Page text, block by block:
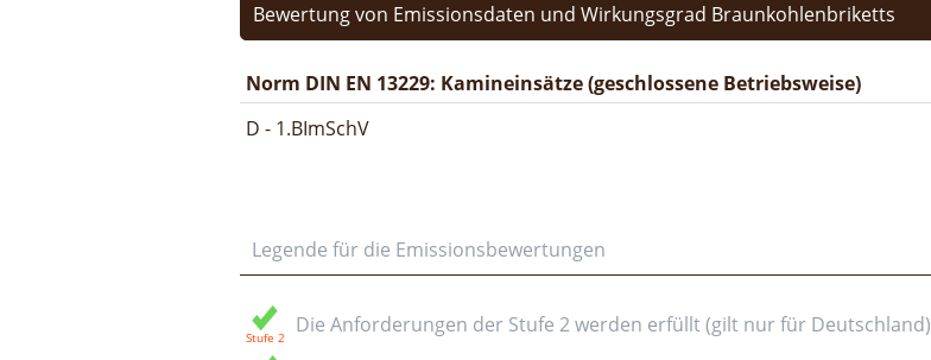
Bewertung von Emissionsdaten und Wirkungsgrad Braunkohlenbriketts
Norm DIN EN 13229: Kamineinsätze (geschlossene Betriebsweise)
D - 1.BImSchV
Legende für die Emissionsbewertungen
Die Anforderungen der Stufe 2 werden erfüllt (gilt nur für Deutschland)